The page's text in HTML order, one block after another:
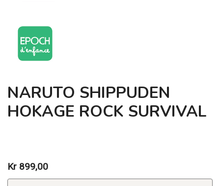
NARUTO SHIPPUDEN
HOKAGE ROCK SURVIVAL
Kr 899,00